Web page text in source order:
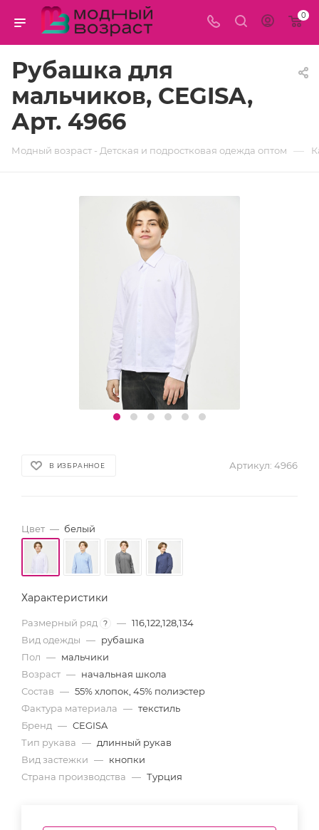
0
Рубашка для
мальчиков, CEGISA,
Арт. 4966
Модный возраст - Детская и подростковая одежда оптом —
В ИЗБРАННОЕ Артикул: 4966
Цвет — белый
Характеристики
Размерный ряд ? — 116,122,128,134
Вид одежды — рубашка
Пол — мальчики
Возраст — начальная школа
Состав — 55% хлопок, 45% полиэстер
Фактура материала — текстиль
Бренд — CEGISA
Тип рукава — длинный рукав
Вид застежки — кнопки
Страна производства — Турция